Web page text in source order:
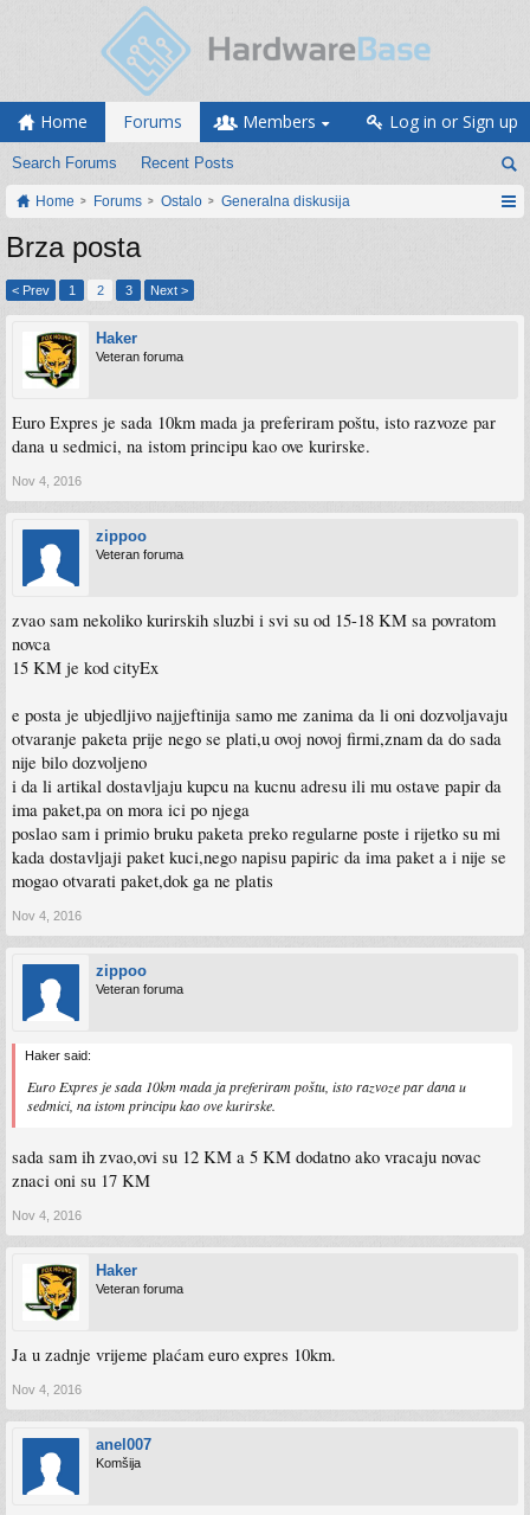
Home Forums
Search Forums Recent Posts
Members Log in or Sign up
Home Forums Ostalo Generalna diskusija
Brza posta
< Prev 1 2 3 Next >
Haker
Veteran foruma
Euro Expres je sada 10km mada ja preferiram poštu, isto razvoze par
dana u sedmici, na istom principu kao ove kurirske.
Nov 4, 2016
zippoo
Veteran foruma
zvao sam nekoliko kurirskih sluzbi i svi su od 15-18 KM sa povratom
novca
15 KM je kod cityEx
e posta je ubjedljivo najjeftinija samo me zanima da li oni dozvoljavaju
otvaranje paketa prije nego se plati,u ovoj novoj firmi,znam da do sada
nije bilo dozvoljeno
i da li artikal dostavljaju kupcu na kucnu adresu ili mu ostave papir da
ima paket,pa on mora ici po njega
poslao sam i primio bruku paketa preko regularne poste i rijetko su mi
kada dostavljaji paket kuci,nego napisu papiric da ima paket a i nije se
mogao otvarati paket,dok ga ne platis
Nov 4, 2016
zippoo
Veteran foruma
Haker said:
Euro Expres je sada 10km mada ja preferiram poštu, isto razvoze par dana u
sedmici, na istom principu kao ove kurirske.
sada sam ih zvao,ovi su 12 KM a 5 KM dodatno ako vracaju novac
znaci oni su 17 KM
Nov 4, 2016
Haker
Veteran foruma
Ja u zadnje vrijeme plaćam euro expres 10km.
Nov 4, 2016
anel007
Komšija